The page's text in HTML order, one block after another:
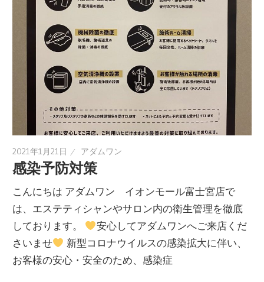
2021年1月21日 アダムワン
感染予防対策
こんにちは アダムワン イオンモール富士宮店で
は、エステティシャンやサロン内の衛生管理を徹底
しております。
安心してアダムワンへご来店くだ
さいませ
新型コロナウイルスの感染拡大に伴い、
お客様の安心・安全のため、感染症